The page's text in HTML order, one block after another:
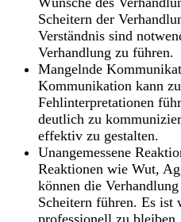
Scheitern der
Verständnis sind
Verhandlung zu führen.
Mangelnde
Kommunikation kann
Fehlinterpretationen
deutlich zu
effektiv zu gestalten.
Unangemessene
Reaktionen wie Wut,
können die
Scheitern führen. Es